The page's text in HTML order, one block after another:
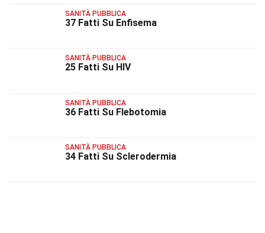
SANITÀ PUBBLICA
37 Fatti Su Enfisema
SANITÀ PUBBLICA
25 Fatti Su HIV
SANITÀ PUBBLICA
36 Fatti Su Flebotomia
SANITÀ PUBBLICA
34 Fatti Su Sclerodermia